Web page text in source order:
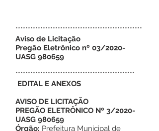
***************************************************
Aviso de Licitação
Pregão Eletrônico nº 03/2020-
UASG 980659
************************************************
EDITAL E ANEXOS
AVISO DE LICITAÇÃO
PREGÃO ELETRÔNICO Nº 3/2020-
UASG 980659
Órgão: Prefeitura Municipal de